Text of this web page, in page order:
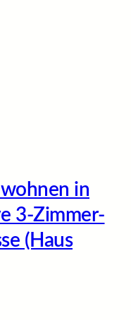
in
3-Zimmer-
(Haus